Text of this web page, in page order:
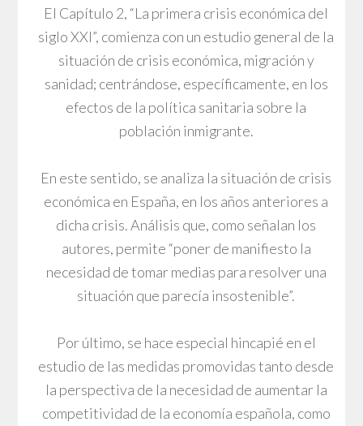
El Capítulo 2, “La primera crisis económica del
siglo XXI”, comienza con un estudio general de la
situación de crisis económica, migración y
sanidad; centrándose, específicamente, en los
efectos de la política sanitaria sobre la
población inmigrante.
En este sentido, se analiza la situación de crisis
económica en España, en los años anteriores a
dicha crisis. Análisis que, como señalan los
autores, permite “poner de manifiesto la
necesidad de tomar medias para resolver una
situación que parecía insostenible”.
Por último, se hace especial hincapié en el
estudio de las medidas promovidas tanto desde
la perspectiva de la necesidad de aumentar la
competitividad de la economía española, como